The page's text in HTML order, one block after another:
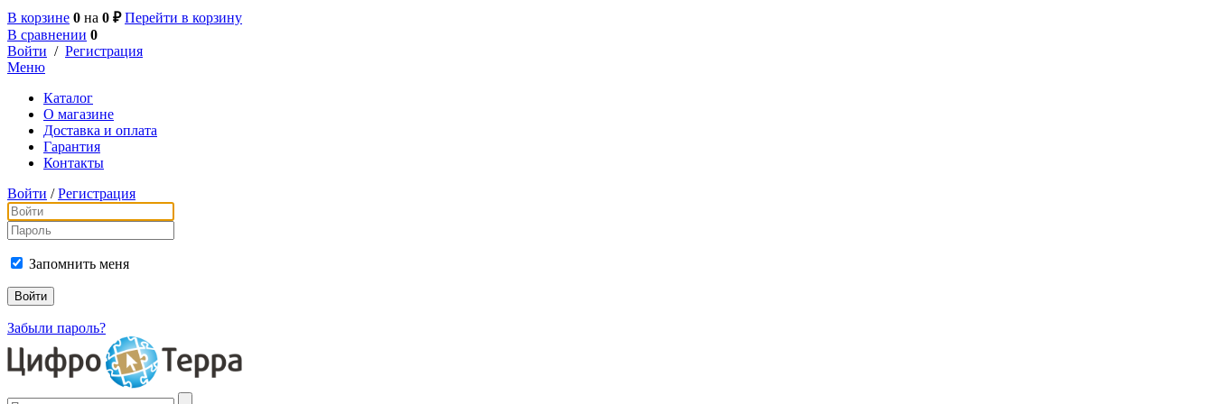
В корзине 0 на 0 ₽ Перейти в корзину
В сравнении 0
Войти / Регистрация
Меню
Каталог
О магазине
Доставка и оплата
Гарантия
Контакты
Войти / Регистрация
Запомнить меня
Забыли пароль?